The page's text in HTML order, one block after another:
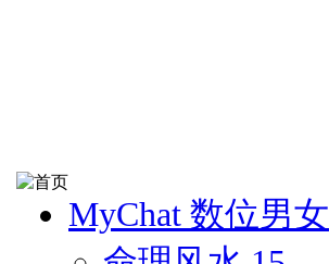
MyChat 数位男女